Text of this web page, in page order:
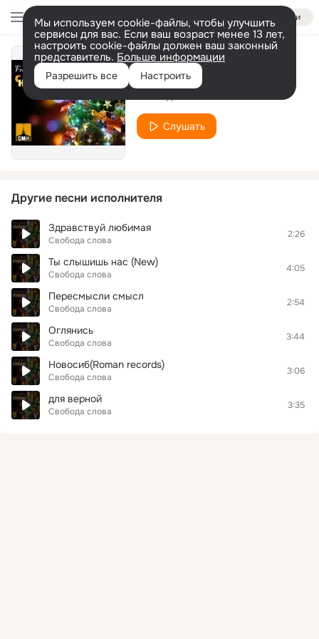
Войти
Мы используем cookie-файлы, чтобы улучшить
сервисы для вас. Если ваш возраст менее 13 лет,
настроить cookie-файлы должен ваш законный
представитель. Больше информации
Разрешить все Настроить
Ты слышеш нас
Слушать
Другие песни исполнителя
Здравствуй любимая
Свобода слова
2:26
Ты слышишь нас (New)
Свобода слова
4:05
Пересмысли смысл
Свобода слова
2:54
Оглянись
Свобода слова
3:44
Новосиб(Roman records)
Свобода слова
3:06
для верной
Свобода слова
3:35